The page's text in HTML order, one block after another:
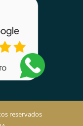
reservados